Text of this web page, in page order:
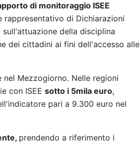
di monitoraggio ISEE
rappresentativo di Dichiarazioni
della disciplina
dei cittadini ai fini dell'accesso alle
nel Mezzogiorno. Nelle regioni
con ISEE sotto i 5mila euro,
pari a 9.300 euro nel
prendendo a riferimento i